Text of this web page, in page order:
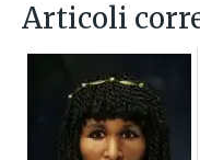
Articoli